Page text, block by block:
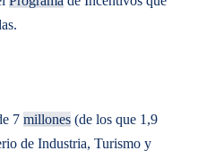
7 millones (de los que 1,9
de Industria, Turismo y